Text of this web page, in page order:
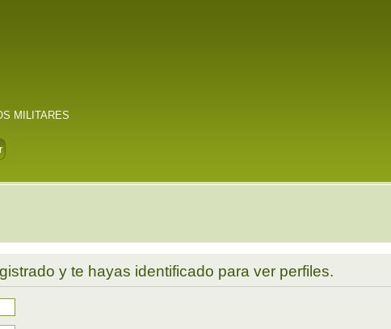
MILITARES
y te hayas identificado para ver perfiles.